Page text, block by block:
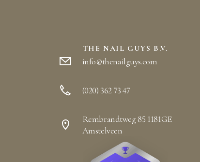
THE NAIL GUYS B.V.
info@thenailguys.com
(020) 362 73 47
Rembrandtweg 85 1181GE
Amstelveen